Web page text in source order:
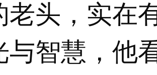
老头，实在
与智慧，他